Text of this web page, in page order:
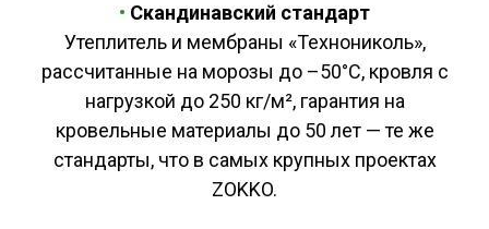
• Скандинавский стандарт
Утеплитель и мембраны «Технониколь»,
рассчитанные на морозы до –50°C, кровля с
нагрузкой до 250 кг/м², гарантия на
кровельные материалы до 50 лет — те же
стандарты, что в самых крупных проектах
ZOKKO.